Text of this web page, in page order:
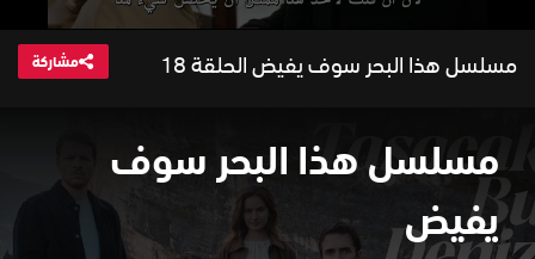
مسلسل هذا البحر سوف يفيض الحلقة 18 مشاركة
مسلسل هذا البحر سوف
يفيض